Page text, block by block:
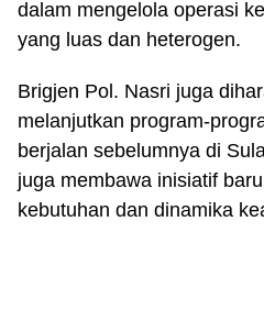
dalam mengelola operasi
yang luas dan heterogen.
Brigjen Pol. Nasri juga
melanjutkan program-
berjalan sebelumnya di
juga membawa inisiatif
kebutuhan dan dinamika